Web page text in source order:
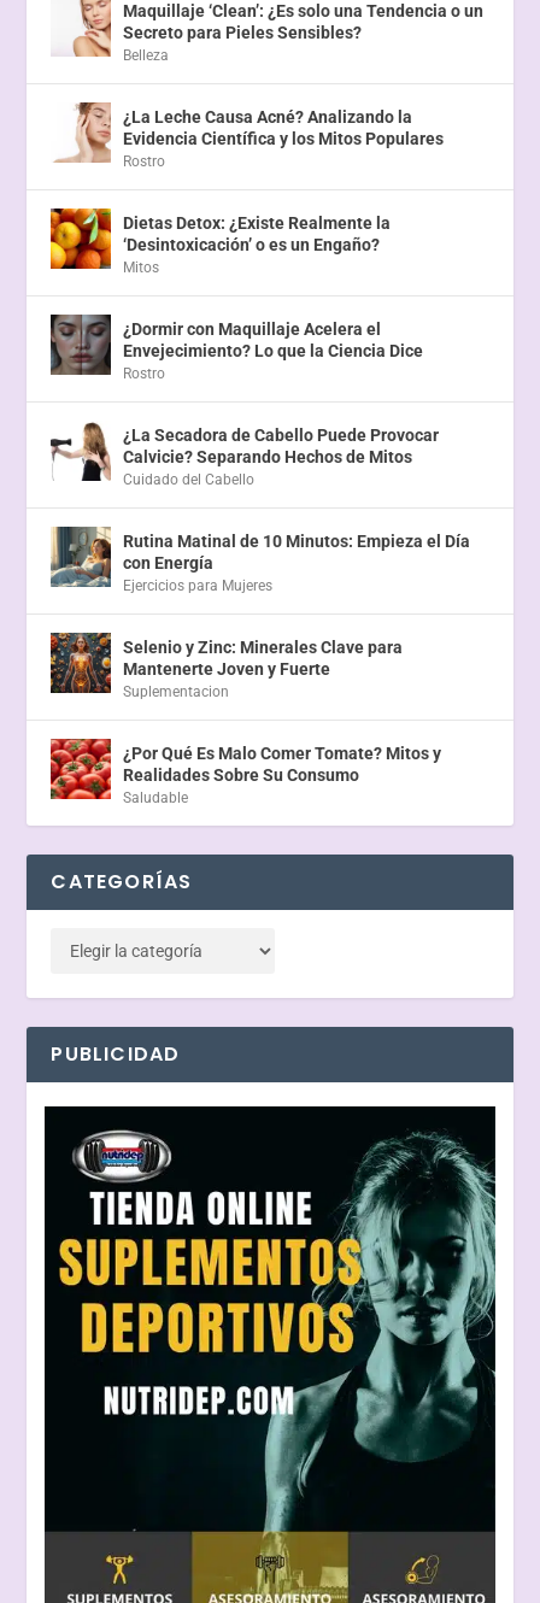
Maquillaje ‘Clean’: ¿Es solo una Tendencia o un
Secreto para Pieles Sensibles?
Belleza
¿La Leche Causa Acné? Analizando la
Evidencia Científica y los Mitos Populares
Rostro
Dietas Detox: ¿Existe Realmente la
‘Desintoxicación’ o es un Engaño?
Mitos
¿Dormir con Maquillaje Acelera el
Envejecimiento? Lo que la Ciencia Dice
Rostro
¿La Secadora de Cabello Puede Provocar
Calvicie? Separando Hechos de Mitos
Cuidado del Cabello
Rutina Matinal de 10 Minutos: Empieza el Día
con Energía
Ejercicios para Mujeres
Selenio y Zinc: Minerales Clave para
Mantenerte Joven y Fuerte
Suplementacion
¿Por Qué Es Malo Comer Tomate? Mitos y
Realidades Sobre Su Consumo
Saludable
CATEGORÍAS
PUBLICIDAD